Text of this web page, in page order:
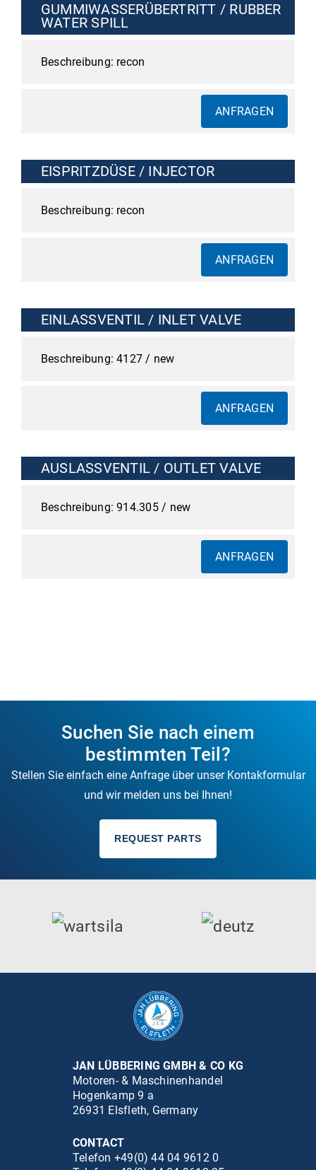
GUMMIWASSERÜBERTRITT / RUBBER
WATER SPILL
recon
ANFRAGEN
EISPRITZDÜSE / INJECTOR
recon
ANFRAGEN
EINLASSVENTIL / INLET VALVE
4127 / new
ANFRAGEN
AUSLASSVENTIL / OUTLET VALVE
914.305 / new
ANFRAGEN
Suchen Sie nach einem
bestimmten Teil?
Stellen Sie einfach eine Anfrage über unser Kontakformular
und wir melden uns bei Ihnen!
REQUEST PARTS
JAN LÜBBERING GMBH & CO KG
Motoren- & Maschinenhandel
Hogenkamp 9 a
26931 Elsfleth, Germany
CONTACT
Telefon +49(0) 44 04 9612 0